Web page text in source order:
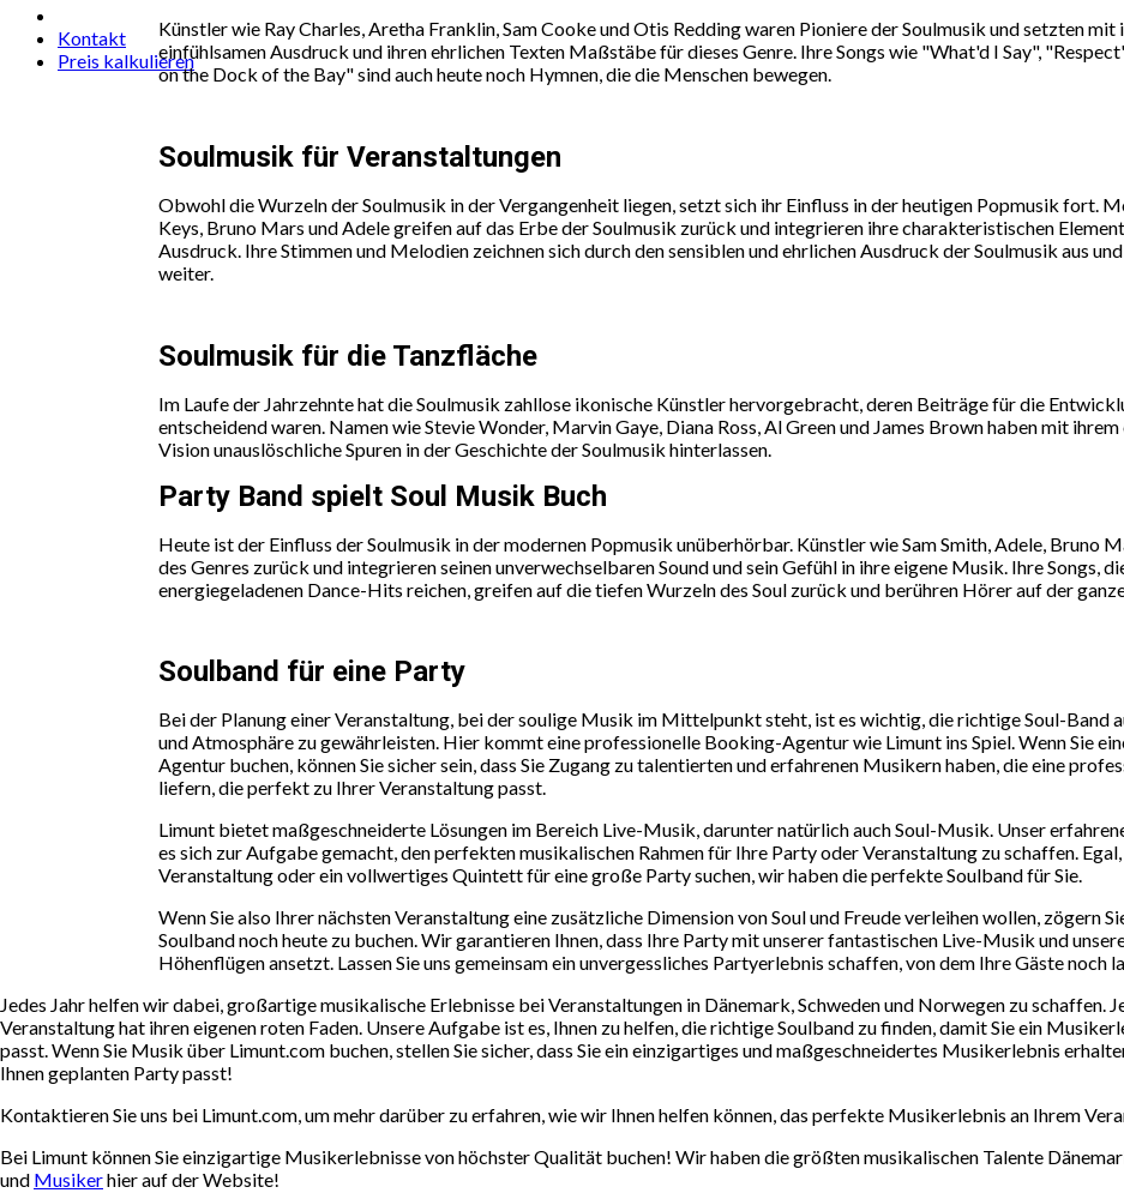
Kontakt
Preis kalkulieren
Künstler wie Ray Charles, Aretha Franklin, Sam Cooke und Otis Redding waren Pioniere der Soulmusik und setzten
einfühlsamen Ausdruck und ihren ehrlichen Texten Maßstäbe für dieses Genre. Ihre Songs wie "What'd I Say",
on the Dock of the Bay" sind auch heute noch Hymnen, die die Menschen bewegen.
Soulmusik für Veranstaltungen
Obwohl die Wurzeln der Soulmusik in der Vergangenheit liegen, setzt sich ihr Einfluss in der heutigen Popmusik fort.
Keys, Bruno Mars und Adele greifen auf das Erbe der Soulmusik zurück und integrieren ihre charakteristischen
Ausdruck. Ihre Stimmen und Melodien zeichnen sich durch den sensiblen und ehrlichen Ausdruck der Soulmusik aus
weiter.
Soulmusik für die Tanzfläche
Im Laufe der Jahrzehnte hat die Soulmusik zahllose ikonische Künstler hervorgebracht, deren Beiträge für die
entscheidend waren. Namen wie Stevie Wonder, Marvin Gaye, Diana Ross, Al Green und James Brown haben mit
Vision unauslöschliche Spuren in der Geschichte der Soulmusik hinterlassen.
Party Band spielt Soul Musik Buch
Heute ist der Einfluss der Soulmusik in der modernen Popmusik unüberhörbar. Künstler wie Sam Smith, Adele, Bruno
des Genres zurück und integrieren seinen unverwechselbaren Sound und sein Gefühl in ihre eigene Musik. Ihre Songs,
energiegeladenen Dance-Hits reichen, greifen auf die tiefen Wurzeln des Soul zurück und berühren Hörer auf der
Soulband für eine Party
Bei der Planung einer Veranstaltung, bei der soulige Musik im Mittelpunkt steht, ist es wichtig, die richtige Soul-Band
und Atmosphäre zu gewährleisten. Hier kommt eine professionelle Booking-Agentur wie Limunt ins Spiel. Wenn Sie
Agentur buchen, können Sie sicher sein, dass Sie Zugang zu talentierten und erfahrenen Musikern haben, die eine
liefern, die perfekt zu Ihrer Veranstaltung passt.
Limunt bietet maßgeschneiderte Lösungen im Bereich Live-Musik, darunter natürlich auch Soul-Musik. Unser
es sich zur Aufgabe gemacht, den perfekten musikalischen Rahmen für Ihre Party oder Veranstaltung zu schaffen.
Veranstaltung oder ein vollwertiges Quintett für eine große Party suchen, wir haben die perfekte Soulband für Sie.
Wenn Sie also Ihrer nächsten Veranstaltung eine zusätzliche Dimension von Soul und Freude verleihen wollen, zögern
Soulband noch heute zu buchen. Wir garantieren Ihnen, dass Ihre Party mit unserer fantastischen Live-Musik und
Höhenflügen ansetzt. Lassen Sie uns gemeinsam ein unvergessliches Partyerlebnis schaffen, von dem Ihre Gäste noch
Jedes Jahr helfen wir dabei, großartige musikalische Erlebnisse bei Veranstaltungen in Dänemark, Schweden und Norwegen zu schaffen.
Veranstaltung hat ihren eigenen roten Faden. Unsere Aufgabe ist es, Ihnen zu helfen, die richtige Soulband zu finden, damit Sie ein
passt. Wenn Sie Musik über Limunt.com buchen, stellen Sie sicher, dass Sie ein einzigartiges und maßgeschneidertes Musikerlebnis
Ihnen geplanten Party passt!
Kontaktieren Sie uns bei Limunt.com, um mehr darüber zu erfahren, wie wir Ihnen helfen können, das perfekte Musikerlebnis an Ihrem
Bei Limunt können Sie einzigartige Musikerlebnisse von höchster Qualität buchen! Wir haben die größten musikalischen Talente
und Musikerhier auf der Website!